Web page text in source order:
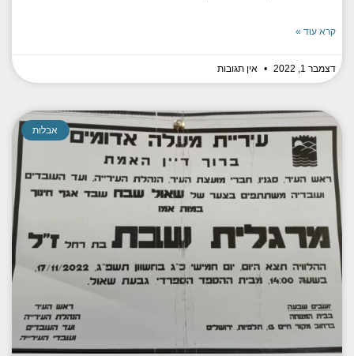
קרא עוד »
דצמבר 1, 2022 אין תגובות
אבלות